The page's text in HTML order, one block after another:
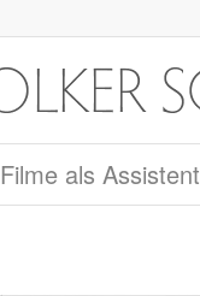
Filme als Assistent